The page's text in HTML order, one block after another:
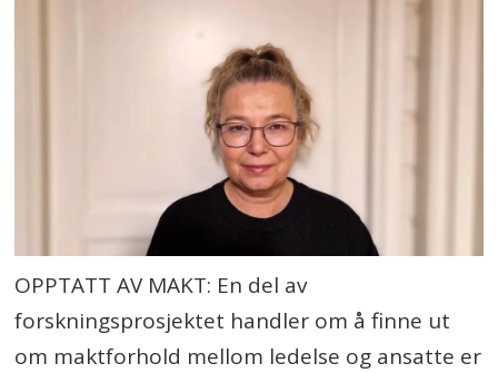
arbeidsmiljø, helse, HMS-arbeid og
teknologi for å forebygge
helseproblemer som følge av jobb.
OPPTATT AV MAKT: En del av
forskningsprosjektet handler om å finne ut
om maktforhold mellom ledelse og ansatte er